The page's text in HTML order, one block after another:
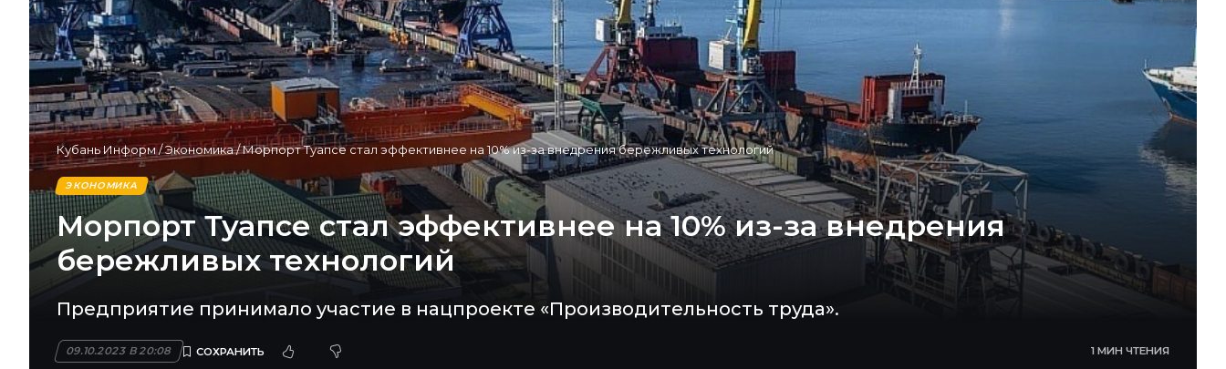
Кубань Информ/Экономика/Морпорт Туапсе стал эффективнее на 10% из-за внедрения бережливых технологий
ЭКОНОМИКА
Морпорт Туапсе стал эффективнее на 10% из-за внедрения
бережливых технологий
Предприятие принимало участие в нацпроекте «Производительность труда».
09.10.2023 В 20:08 1 МИН ЧТЕНИЯ